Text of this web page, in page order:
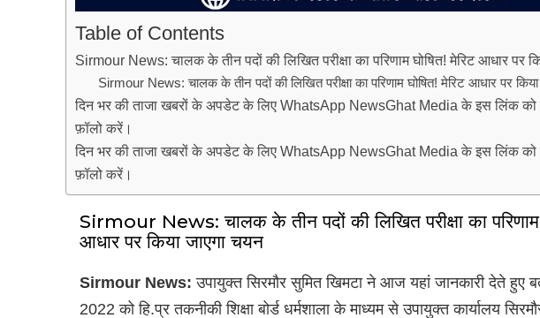
Table of Contents
Sirmour News: चालक के तीन पदों की लिखित परीक्षा का परिणाम घोषित! मेरिट आधार पर
Sirmour News: चालक के तीन पदों की लिखित परीक्षा का परिणाम घोषित! मेरिट आधार पर
दिन भर की ताजा खबरों के अपडेट के लिए WhatsApp NewsGhat Media के इस लिंक
फ़ॉलो करें।
दिन भर की ताजा खबरों के अपडेट के लिए WhatsApp NewsGhat Media के इस लिंक
फ़ॉलो करें।
Sirmour News: चालक के तीन पदों की लिखित परीक्षा का परिणाम
आधार पर किया जाएगा चयन
Sirmour News: उपायुक्त सिरमौर सुमित खिमटा ने आज यहां जानकारी देते हुए
2022 को हि.प्र तकनीकी शिक्षा बोर्ड धर्मशाला के माध्यम से उपायुक्त कार्यालय